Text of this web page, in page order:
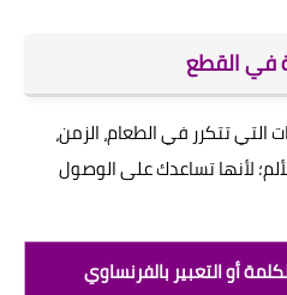
في القطع
تتكرر في الطعام، الزمن،
لأنها تساعدك على الوصول
أو التعبير بالفرنساوي